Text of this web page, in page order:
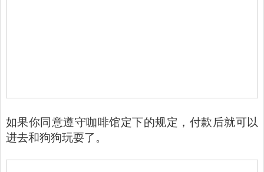
如果你同意遵守咖啡馆定下的规定，付款后就可以
进去和狗狗玩耍了。